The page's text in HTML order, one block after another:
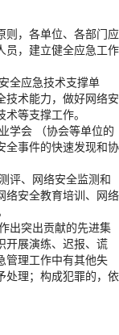
则，各单位、各部门应
员，建立健全应急工作
全应急技术支撑单
技术能力，做好网络安
等支撑工作。
学会 （协会等单位的
全事件的快速发现和协
评、网络安全监测和
络安全教育培训、网络
出突出贡献的先进集
开展演练、迟报、谎
管理工作中有其他失
处理；构成犯罪的，依